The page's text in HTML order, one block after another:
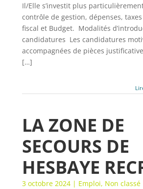
Il/Elle s’investit plus
contrôle de gestion, dépenses,
fiscal et Budget. Modalités
candidatures Les candidatures
accompagnées de pièces
[…]
LA ZONE DE
SECOURS DE
HESBAYE
3 octobre 2024| Emploi, Non classé